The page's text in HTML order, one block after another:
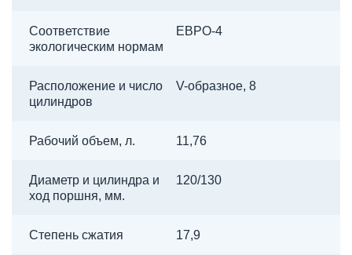
Соответствие
экологическим нормам
ЕВРО-4
Расположение и число
цилиндров
V-образное, 8
Рабочий объем, л. 11,76
Диаметр и цилиндра и
ход поршня, мм.
120/130
Степень сжатия 17,9